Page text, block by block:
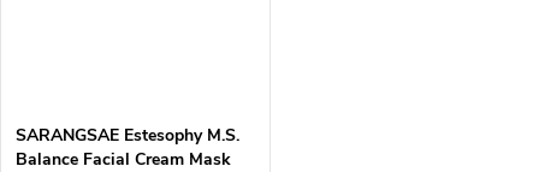
SARANGSAE Estesophy M.S.
Balance Facial Cream Mask